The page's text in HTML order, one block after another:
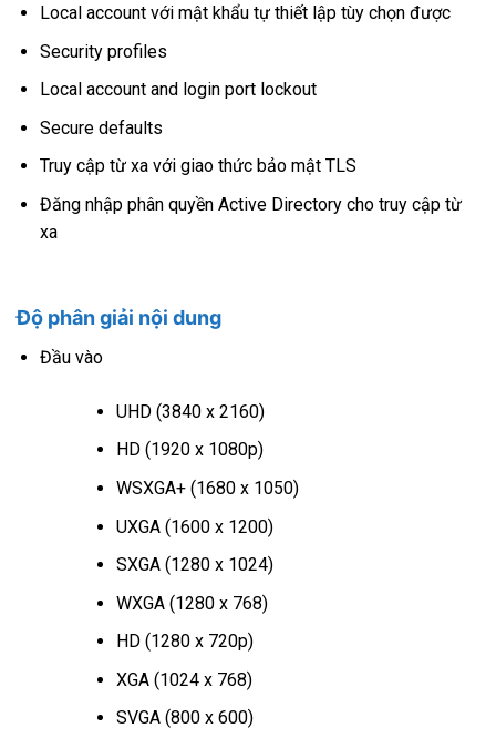
Local account với mật khẩu tự thiết lập tùy chọn được
Security profiles
Local account and login port lockout
Secure defaults
Truy cập từ xa với giao thức bảo mật TLS
Đăng nhập phân quyền Active Directory cho truy cập từ
xa
Độ phân giải nội dung
Đầu vào
UHD (3840 x 2160)
HD (1920 x 1080p)
WSXGA+ (1680 x 1050)
UXGA (1600 x 1200)
SXGA (1280 x 1024)
WXGA (1280 x 768)
HD (1280 x 720p)
XGA (1024 x 768)
SVGA (800 x 600)